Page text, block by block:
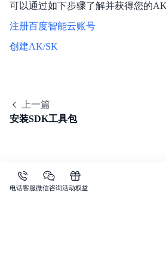
常见问题
服务条款
可以通过如下步骤了解并获得您的
注册百度智能云账号
创建AK/SK
上一篇
安装SDK工具包
电话客服微信咨询活动权益